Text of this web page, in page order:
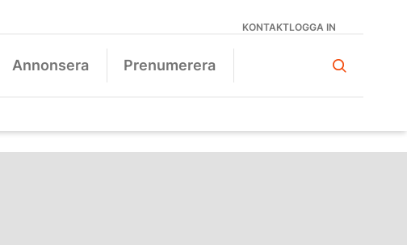
KONTAKTLOGGA IN
Annonsera Prenumerera